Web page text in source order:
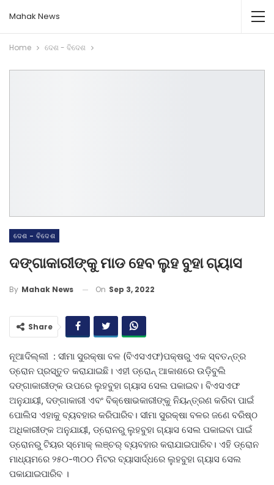
Mahak News
Home ଦେଶ - ବିଦେଶ
ଦେଶ - ବିଦେଶ
ଦଙ୍ଗାକାରୀଙ୍କୁ ମାଡ ହେବ ଲୁହ ବୁହା ଗ୍ୟାସ
By Mahak News On Sep 3, 2022
Share
ନୂଆଦିଲ୍ଲୀ : ସୀମା ସୁରକ୍ଷା ବଳ (ବିଏସଏଫ)ପକ୍ଷରୁ ଏକ ସ୍ବତନ୍ତ୍ର
ଡ୍ରୋନ ପ୍ରସ୍ତୁତ କରାଯାଇଛି। ଏହୀ ଡ୍ରୋନ୍‌ ଆକାଶରେ ଉଡ଼ିବୁଲି
ଦଙ୍ଗାକାରୀଙ୍କ ଉପରେ ଲୁହବୁହା ଗ୍ୟାସ ସେଲ ପକାଇବ। ବିଏସଏଫ
ଅନୁଯାୟୀ, ଦଙ୍ଗାକାରୀ ଏବଂ ବିକ୍ଷୋଭକାରୀଙ୍କୁ ନିୟନ୍ତ୍ରଣ କରିବା ପାଇଁ
ପୋଲିସ ଏହାକୁ ବ୍ୟବହାର କରିପାରିବ। ସୀମା ସୁରକ୍ଷା ବଳର ଜଣେ ବରିଷ୍ଠ
ଅଧିକାରୀଙ୍କ ଅନୁଯାୟୀ, ଡ୍ରୋନରୁ ଲୁହବୁହା ଗ୍ୟାସ ସେଲ ପକାଇବା ପାଇଁ
ଡ୍ରୋନରୁ ଟିୟର ସ୍ମୋକ୍‌ ଲଞ୍ଚର୍‌ ବ୍ୟବହାର କରାଯାଇପାରିବ। ଏହି ଡ୍ରୋନ
ମାଧ୍ୟମରେ ୨୫୦-୩୦୦ ମିଟର ବ୍ୟାସାର୍ଦ୍ଧରେ ଲୁହବୁହା ଗ୍ୟାସ ସେଲ
ପକାଯାଇପାରିବ ।